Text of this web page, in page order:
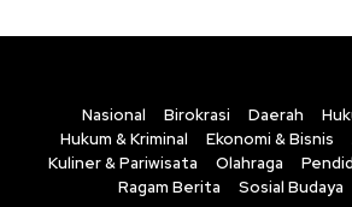
Nasional Birokrasi Daerah
Hukum & Kriminal
Ekonomi & Bisnis
Kuliner & Pariwisata
Olahraga
Ragam Berita
Sosial Budaya